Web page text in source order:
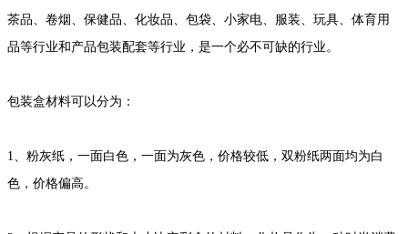
茶品、卷烟、保健品、化妆品、包袋、小家电、服装、玩具、体育用
品等行业和产品包装配套等行业，是一个必不可缺的行业。
包装盒材料可以分为：
1、粉灰纸，一面白色，一面为灰色，价格较低，双粉纸两面均为白
色，价格偏高。